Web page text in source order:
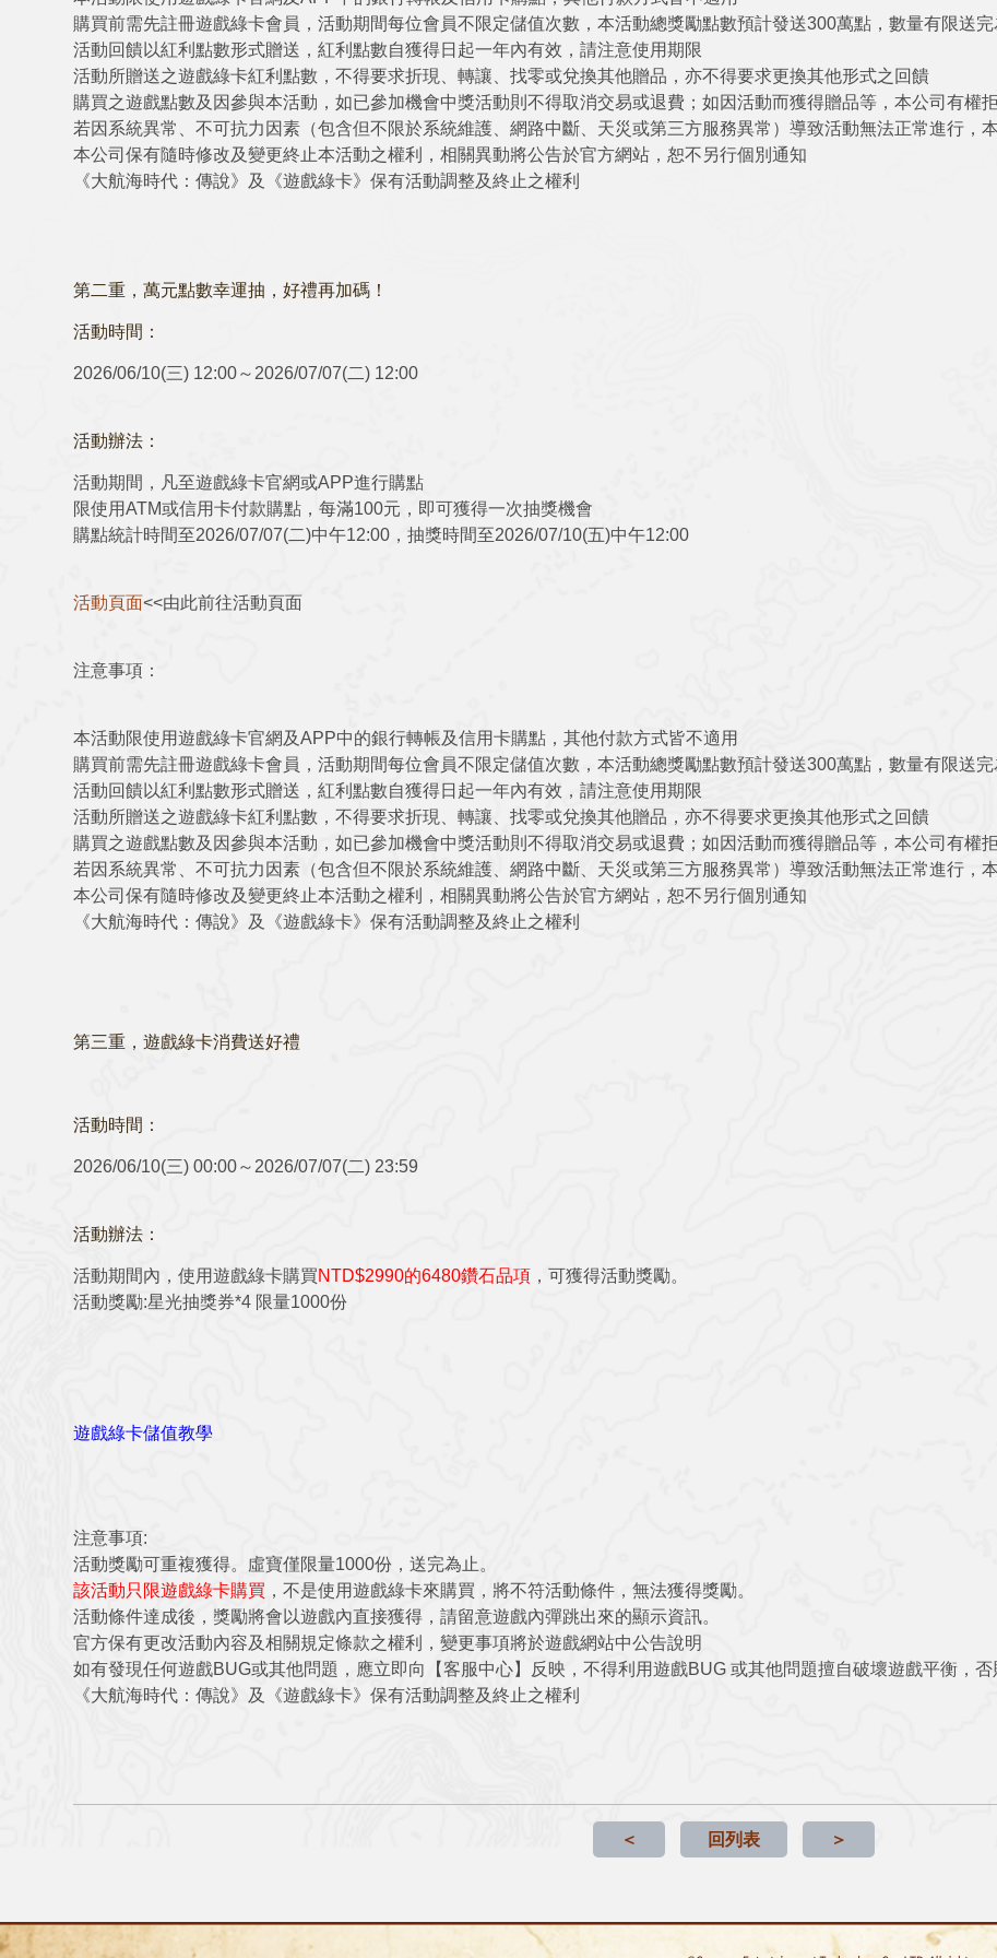
購買前需先註冊遊戲綠卡會員，活動期間每位會員不限定儲值次數，本活動總獎勵點數預計發送300萬點，數量有限送完
活動回饋以紅利點數形式贈送，紅利點數自獲得日起一年內有效，請注意使用期限
活動所贈送之遊戲綠卡紅利點數，不得要求折現、轉讓、找零或兌換其他贈品，亦不得要求更換其他形式之回饋
購買之遊戲點數及因參與本活動，如已參加機會中獎活動則不得取消交易或退費；如因活動而獲得贈品等，本公司有權
若因系統異常、不可抗力因素（包含但不限於系統維護、網路中斷、天災或第三方服務異常）導致活動無法正常進行，
本公司保有隨時修改及變更終止本活動之權利，相關異動將公告於官方網站，恕不另行個別通知
《大航海時代：傳說》及《遊戲綠卡》保有活動調整及終止之權利
第二重，萬元點數幸運抽，好禮再加碼！
活動時間：
2026/06/10(三) 12:00～2026/07/07(二) 12:00
活動辦法：
活動期間，凡至遊戲綠卡官網或APP進行購點
限使用ATM或信用卡付款購點，每滿100元，即可獲得一次抽獎機會
購點統計時間至2026/07/07(二)中午12:00，抽獎時間至2026/07/10(五)中午12:00
活動頁面<<由此前往活動頁面
注意事項：
本活動限使用遊戲綠卡官網及APP中的銀行轉帳及信用卡購點，其他付款方式皆不適用
購買前需先註冊遊戲綠卡會員，活動期間每位會員不限定儲值次數，本活動總獎勵點數預計發送300萬點，數量有限送完
活動回饋以紅利點數形式贈送，紅利點數自獲得日起一年內有效，請注意使用期限
活動所贈送之遊戲綠卡紅利點數，不得要求折現、轉讓、找零或兌換其他贈品，亦不得要求更換其他形式之回饋
購買之遊戲點數及因參與本活動，如已參加機會中獎活動則不得取消交易或退費；如因活動而獲得贈品等，本公司有權
若因系統異常、不可抗力因素（包含但不限於系統維護、網路中斷、天災或第三方服務異常）導致活動無法正常進行，
本公司保有隨時修改及變更終止本活動之權利，相關異動將公告於官方網站，恕不另行個別通知
《大航海時代：傳說》及《遊戲綠卡》保有活動調整及終止之權利
第三重，遊戲綠卡消費送好禮
活動時間：
2026/06/10(三) 00:00～2026/07/07(二) 23:59
活動辦法：
活動期間內，使用遊戲綠卡購買NTD$2990的6480鑽石品項 ，可獲得活動獎勵。
活動獎勵:星光抽獎券*4 限量1000份
遊戲綠卡儲值教學
注意事項:
活動獎勵可重複獲得。虛寶僅限量1000份，送完為止。
該活動只限遊戲綠卡購買 ，不是使用遊戲綠卡來購買，將不符活動條件，無法獲得獎勵。
活動條件達成後，獎勵將會以遊戲內直接獲得，請留意遊戲內彈跳出來的顯示資訊。
官方保有更改活動內容及相關規定條款之權利，變更事項將於遊戲網站中公告說明
如有發現任何遊戲BUG或其他問題，應立即向【客服中心】反映，不得利用遊戲BUG 或其他問題擅自破壞遊戲平衡，否
《大航海時代：傳說》及《遊戲綠卡》保有活動調整及終止之權利
＜ 回列表 ＞